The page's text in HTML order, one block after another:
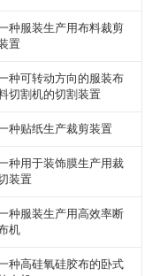
种服装生产用布料裁剪
置
种可转动方向的服装布
切割机的切割装置
种贴纸生产裁剪装置
种用于装饰膜生产用裁
装置
种服装生产用高效率断
机
种高硅氧硅胶布的卧式